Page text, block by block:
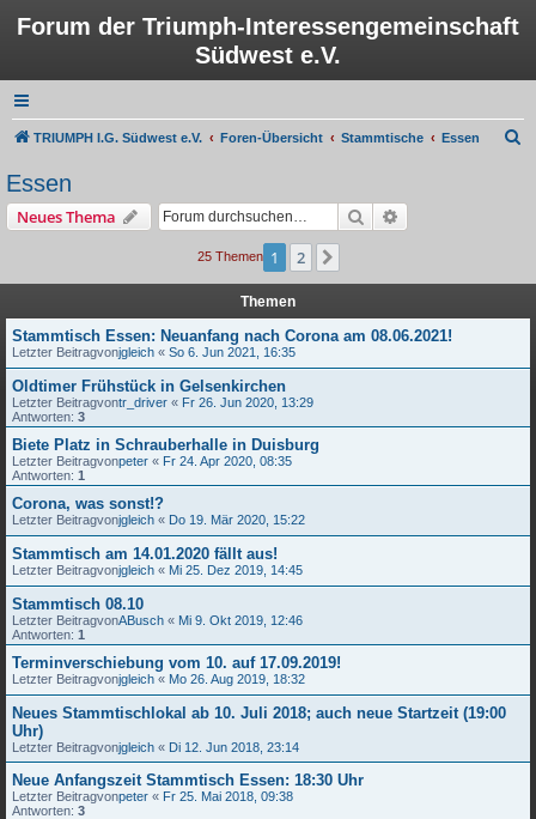
Forum der Triumph-Interessengemeinschaft
Südwest e.V.
TRIUMPH I.G. Südwest e.V. Foren-Übersicht Stammtische Essen
Essen
Neues Thema Suche
25 Themen 1 2
Themen
Stammtisch Essen: Neuanfang nach Corona am 08.06.2021!
Letzter Beitragvonjgleich « So 6. Jun 2021, 16:35
Oldtimer Frühstück in Gelsenkirchen
Letzter Beitragvontr_driver « Fr 26. Jun 2020, 13:29
Antworten: 3
Biete Platz in Schrauberhalle in Duisburg
Letzter Beitragvonpeter « Fr 24. Apr 2020, 08:35
Antworten: 1
Corona, was sonst!?
Letzter Beitragvonjgleich « Do 19. Mär 2020, 15:22
Stammtisch am 14.01.2020 fällt aus!
Letzter Beitragvonjgleich « Mi 25. Dez 2019, 14:45
Stammtisch 08.10
Letzter BeitragvonABusch « Mi 9. Okt 2019, 12:46
Antworten: 1
Terminverschiebung vom 10. auf 17.09.2019!
Letzter Beitragvonjgleich « Mo 26. Aug 2019, 18:32
Neues Stammtischlokal ab 10. Juli 2018; auch neue Startzeit (19:00
Uhr)
Letzter Beitragvonjgleich « Di 12. Jun 2018, 23:14
Neue Anfangszeit Stammtisch Essen: 18:30 Uhr
Letzter Beitragvonpeter « Fr 25. Mai 2018, 09:38
Antworten: 3